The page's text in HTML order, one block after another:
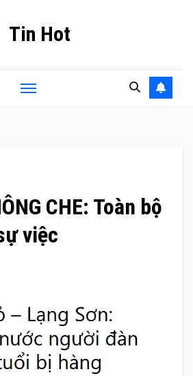
Tin Hot
CHE: Toàn bộ
việc